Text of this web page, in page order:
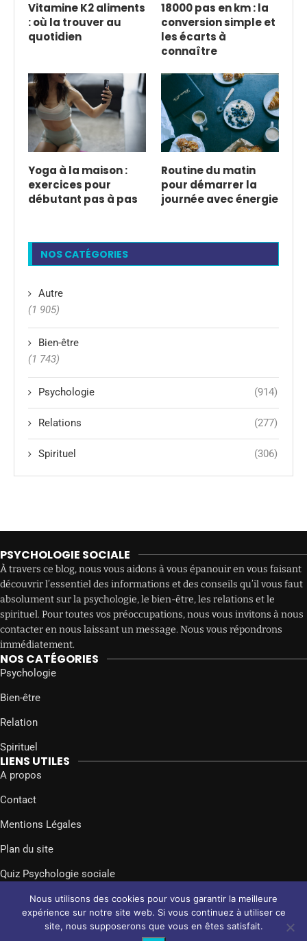
Vitamine K2 aliments
: où la trouver au
quotidien
18000 pas en km : la
conversion simple et
les écarts à
connaître
Yoga à la maison :
exercices pour
débutant pas à pas
Routine du matin
pour démarrer la
journée avec énergie
NOS CATÉGORIES
Autre
(1 905)
Bien-être
(1 743)
Psychologie (914)
Relations (277)
Spirituel (306)
PSYCHOLOGIE SOCIALE
À travers ce blog, nous vous aidons à vous épanouir en vous faisant
découvrir l’essentiel des informations et des conseils qu’il vous faut
absolument sur la psychologie, le bien-être, les relations et le
spirituel. Pour toutes vos préoccupations, nous vous invitons à nous
contacter en nous laissant un message. Nous vous répondrons
immédiatement.
NOS CATÉGORIES
Psychologie
Bien-être
Relation
Spirituel
LIENS UTILES
A propos
Contact
Mentions Légales
Plan du site
Quiz Psychologie sociale
Facebook Twitter Instagram
Nous utilisons des cookies pour vous garantir la meilleure
expérience sur notre site web. Si vous continuez à utiliser ce
site, nous supposerons que vous en êtes satisfait.